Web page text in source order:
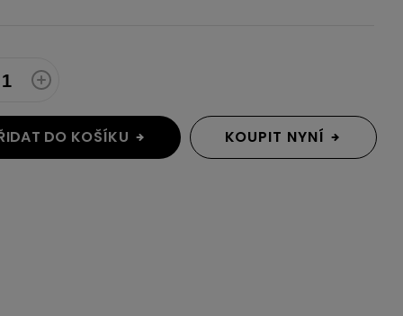
DO KOŠÍKU KOUPIT NYNÍ